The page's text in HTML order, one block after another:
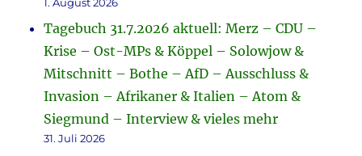
Tagebuch 31.7.2026 aktuell: Merz – CDU –
Krise – Ost-MPs & Köppel – Solowjow &
Mitschnitt – Bothe – AfD – Ausschluss &
Invasion – Afrikaner & Italien – Atom &
Siegmund – Interview & vieles mehr
31. Juli 2026